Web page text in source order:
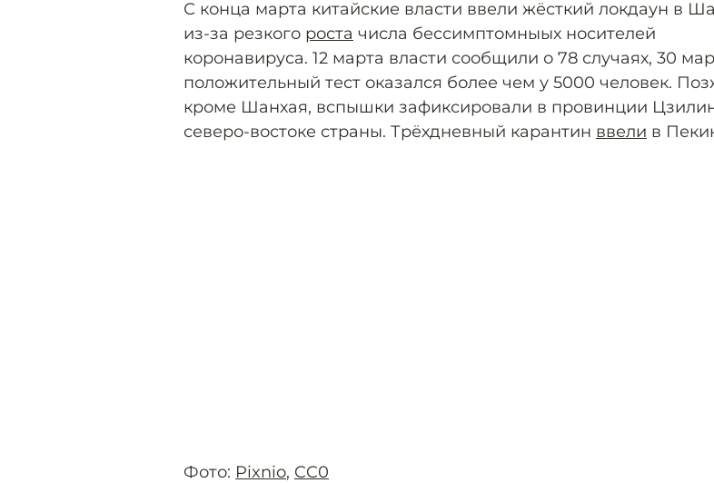
С конца марта китайские власти ввели жёсткий локдаун в
из-за резкого роста числа бессимптомныых носителей
коронавируса. 12 марта власти сообщили о 78 случаях, 30
положительный тест оказался более чем у 5000 человек.
кроме Шанхая, вспышки зафиксировали в провинции
северо-востоке страны. Трёхдневный карантин ввели в
Фото: Pixnio, CC0